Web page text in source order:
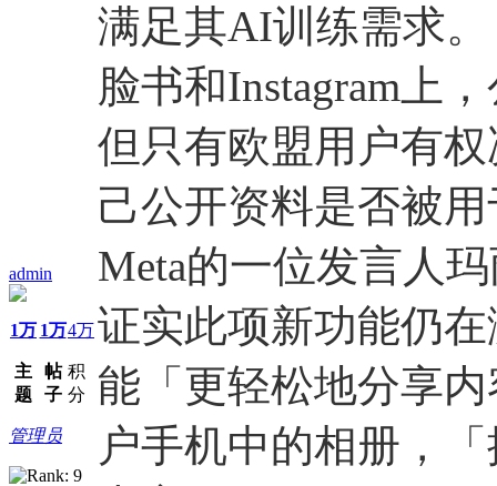
admin
1万
主
题
1万
帖
子
4万
积
分
管理员
满足其AI训练需求
脸书和Instagram上
但只有欧盟用户有
己公开资料是否被
Meta的一位发言人
证实此项新功能仍
能「更轻松地分享
户手机中的相册，